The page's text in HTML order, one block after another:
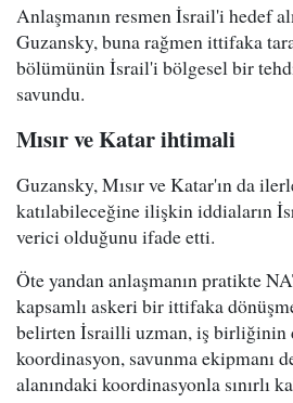
Anlaşmanın resmen İsrail'i hedef
Guzansky, buna rağmen ittifaka
bölümünün İsrail'i bölgesel bir
savundu.
Mısır ve Katar ihtimali
Guzansky, Mısır ve Katar'ın da
katılabileceğine ilişkin iddiaların
verici olduğunu ifade etti.
Öte yandan anlaşmanın pratikte
kapsamlı askeri bir ittifaka
belirten İsrailli uzman, iş birliğinin
koordinasyon, savunma ekipmanı
alanındaki koordinasyonla sınırlı